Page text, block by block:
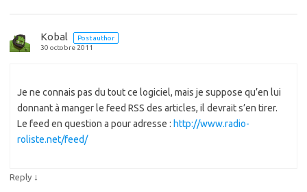
Kobal
Post author
30 octobre 2011
Je ne connais pas du tout ce logiciel, mais je suppose qu’en lui
donnant à manger le feed RSS des articles, il devrait s’en tirer.
Le feed en question a pour adresse : http://www.radio-
roliste.net/feed/
Reply ↓